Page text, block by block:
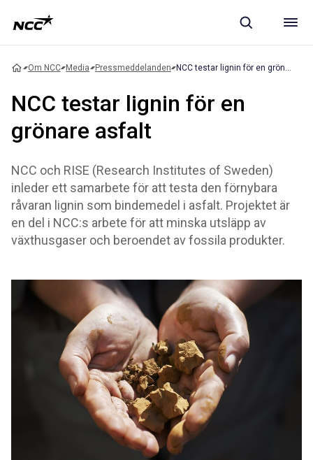
Om NCC Media Pressmeddelanden
NCC testar lignin för en
grönare asfalt
NCC och RISE (Research Institutes of Sweden)
inleder ett samarbete för att testa den förnybara
råvaran lignin som bindemedel i asfalt. Projektet är
en del i NCC:s arbete för att minska utsläpp av
växthusgaser och beroendet av fossila produkter.